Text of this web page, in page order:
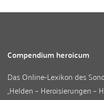
Compendium heroicum
Das Online-Lexikon des
„Helden – Heroisierungen –